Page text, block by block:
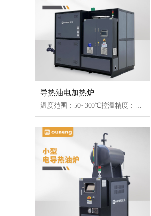
导热油电加热炉